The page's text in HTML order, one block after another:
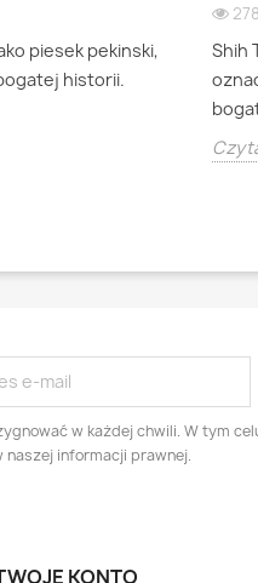
piesek pekinski,
historii.
Shih
w każdej chwili. W tym
naszej informacji prawnej.
KONTO